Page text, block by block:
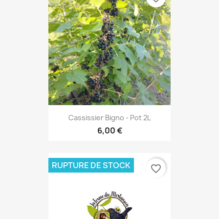
Cassissier Bigno - Pot 2L
6,00 €
RUPTURE DE STOCK favorite_border